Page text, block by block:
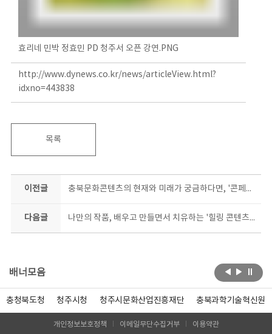
효리네 민박 정효민 PD 청주서 오픈 강연.PNG
http://www.dynews.co.kr/news/articleView.html?
idxno=443838
목록
이전글 충북문화콘텐츠의 현재와 미래가 궁금하다면, '콘페스타'로!
다음글 나만의 작품, 배우고 만들면서 치유하는 '힐링 콘텐츠 창작 캠프'
배너모음
충청북도청 청주시청 청주시문화산업진흥재단 충북과학기술혁신원
개인정보보호정책 이메일무단수집거부 이용약관